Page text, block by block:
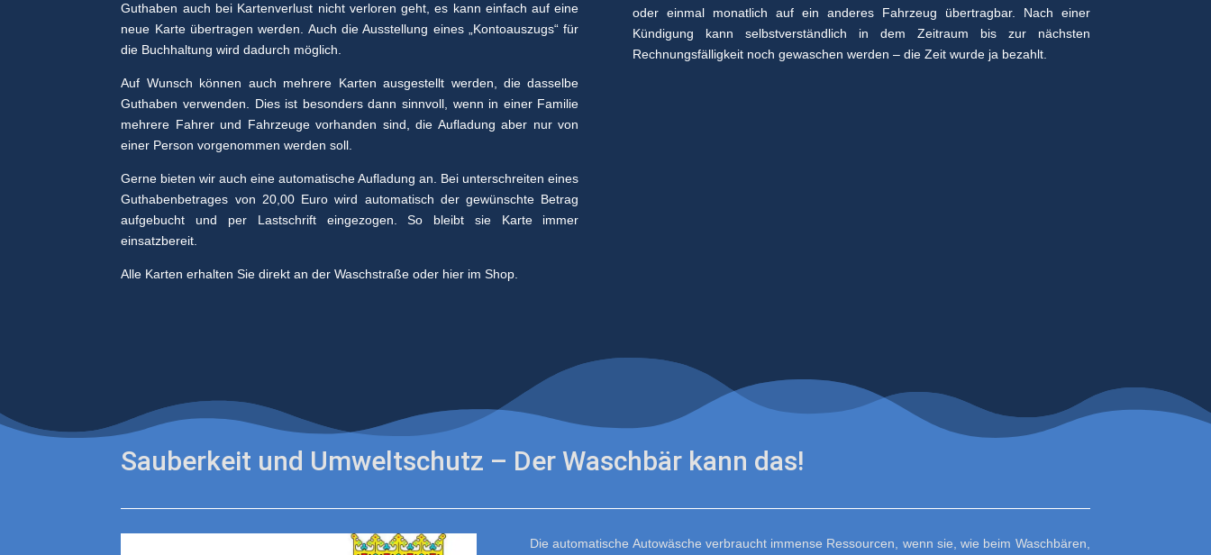
Guthaben auch bei Kartenverlust nicht verloren geht, es kann einfach auf eine
neue Karte übertragen werden. Auch die Ausstellung eines „Kontoauszugs“ für
die Buchhaltung wird dadurch möglich.
Auf Wunsch können auch mehrere Karten ausgestellt werden, die dasselbe
Guthaben verwenden. Dies ist besonders dann sinnvoll, wenn in einer Familie
mehrere Fahrer und Fahrzeuge vorhanden sind, die Aufladung aber nur von
einer Person vorgenommen werden soll.
Gerne bieten wir auch eine automatische Aufladung an. Bei unterschreiten eines
Guthabenbetrages von 20,00 Euro wird automatisch der gewünschte Betrag
aufgebucht und per Lastschrift eingezogen. So bleibt sie Karte immer
einsatzbereit.
Alle Karten erhalten Sie direkt an der Waschstraße oder hier im Shop.
oder einmal monatlich auf ein anderes Fahrzeug übertragbar. Nach einer
Kündigung kann selbstverständlich in dem Zeitraum bis zur nächsten
Rechnungsfälligkeit noch gewaschen werden – die Zeit wurde ja bezahlt.
Sauberkeit und Umweltschutz – Der Waschbär kann das!
Die automatische Autowäsche verbraucht immense Ressourcen, wenn sie, wie beim Waschbären,